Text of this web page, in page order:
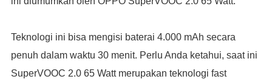
Teknologi ini bisa mengisi baterai 4.000 mAh secara
penuh dalam waktu 30 menit. Perlu Anda ketahui, saat ini
SuperVOOC 2.0 65 Watt merupakan teknologi fast